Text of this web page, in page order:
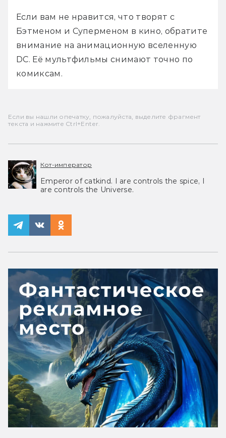
Если вам не нравится, что творят с
Бэтменом и Суперменом в кино, обратите
внимание на анимационную вселенную
DC. Её мультфильмы снимают точно по
комиксам.
Если вы нашли опечатку, пожалуйста, выделите фрагмент
текста и нажмите Ctrl+Enter.
Кот-император
Emperor of catkind. I are controls the spice, I
are controls the Universe.